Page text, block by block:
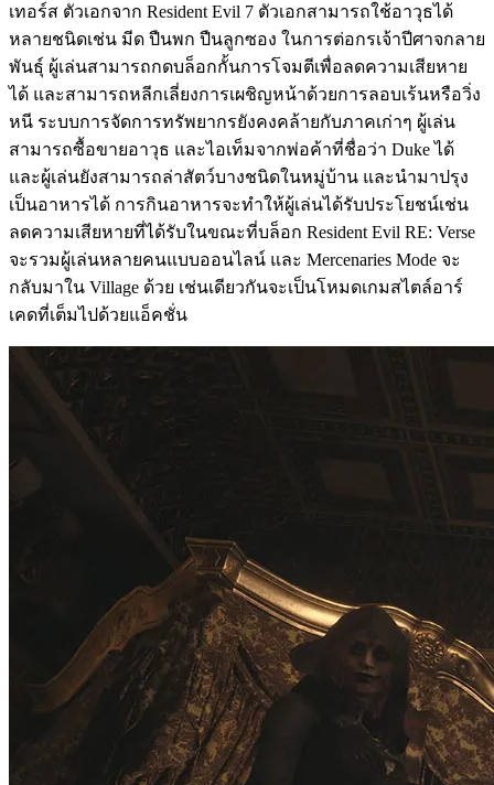
เทอร์ส ตัวเอกจาก Resident Evil 7 ตัวเอกสามารถใช้อาวุธได้
หลายชนิดเช่น มีด ปืนพก ปืนลูกซอง ในการต่อกรเจ้าปีศาจกลาย
พันธุ์ ผู้เล่นสามารถกดบล็อกกั้นการโจมตีเพื่อลดความเสียหาย
ได้ และสามารถหลีกเลี่ยงการเผชิญหน้าด้วยการลอบเร้นหรือวิ่ง
หนี ระบบการจัดการทรัพยากรยังคงคล้ายกับภาคเก่าๆ ผู้เล่น
สามารถซื้อขายอาวุธ และไอเท็มจากพ่อค้าที่ชื่อว่า Duke ได้
และผู้เล่นยังสามารถล่าสัตว์บางชนิดในหมู่บ้าน และนำมาปรุง
เป็นอาหารได้ การกินอาหารจะทำให้ผู้เล่นได้รับประโยชน์เช่น
ลดความเสียหายที่ได้รับในขณะที่บล็อก Resident Evil RE: Verse
จะรวมผู้เล่นหลายคนแบบออนไลน์ และ Mercenaries Mode จะ
กลับมาใน Village ด้วย เช่นเดียวกันจะเป็นโหมดเกมสไตล์อาร์
เคดที่เต็มไปด้วยแอ็คชั่น